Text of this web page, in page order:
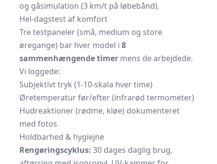
og gåsimulation (3 km/t på løbebånd).
Hel-dagstest af komfort
Tre testpaneler (små, medium og store
øregange) bar hver model i 8
sammenhængende timer mens de arbejdede.
Vi loggede:
Subjektivt tryk (1-10-skala hver time)
Øretemperatur før/efter (infrarød termometer)
Hudreaktioner (rødme, kløe) dokumenteret
med fotos
Holdbarhed & hygiejne
Rengørings­cyklus: 30 dages daglig brug,